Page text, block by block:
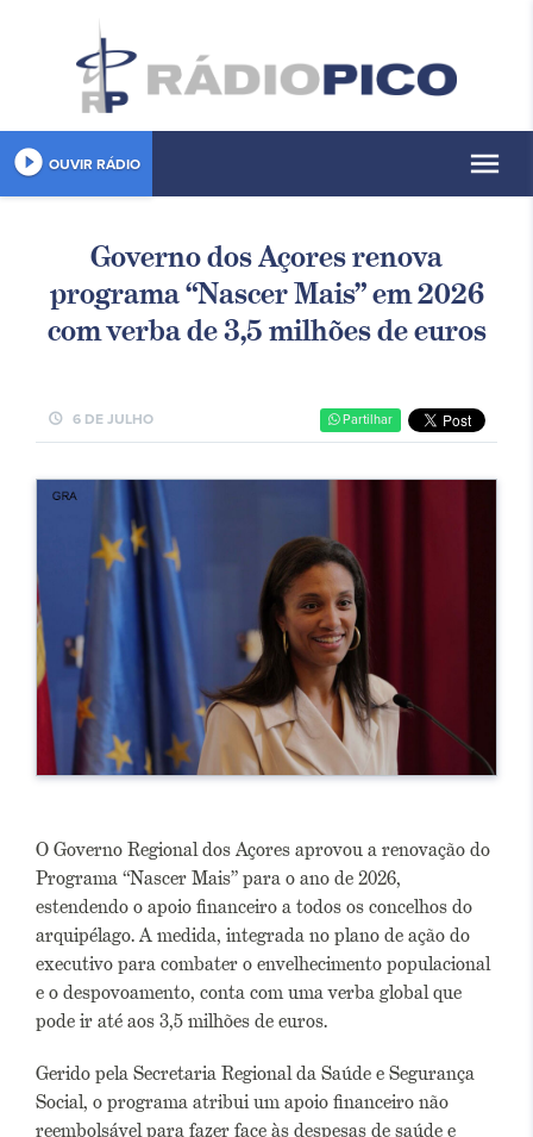
play_circle_filled OUVIR RÁDIO menu
Governo dos Açores renova
programa “Nascer Mais” em 2026
com verba de 3,5 milhões de euros
schedule 6 DE JULHO Partilhar
O Governo Regional dos Açores aprovou a renovação do
Programa “Nascer Mais” para o ano de 2026,
estendendo o apoio financeiro a todos os concelhos do
arquipélago. A medida, integrada no plano de ação do
executivo para combater o envelhecimento populacional
e o despovoamento, conta com uma verba global que
pode ir até aos 3,5 milhões de euros.
Gerido pela Secretaria Regional da Saúde e Segurança
Social, o programa atribui um apoio financeiro não
reembolsável para fazer face às despesas de saúde e